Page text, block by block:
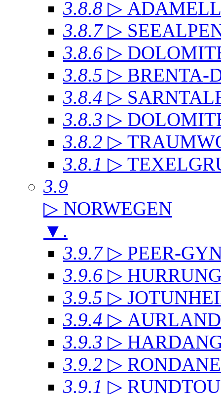
3.8.8 ▷
3.8.7 ▷
3.8.6 ▷
3.8.5 ▷ BRENTA-
3.8.4 ▷
3.8.3 ▷
3.8.2 ▷
3.8.1 ▷
3.9
▷ NORWEGEN
▼ .
3.9.7 ▷ PEER-
3.9.6 ▷
3.9.5 ▷
3.9.4 ▷
3.9.3 ▷
3.9.2 ▷
3.9.1 ▷